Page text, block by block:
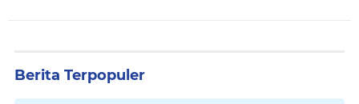
Berita Terpopuler